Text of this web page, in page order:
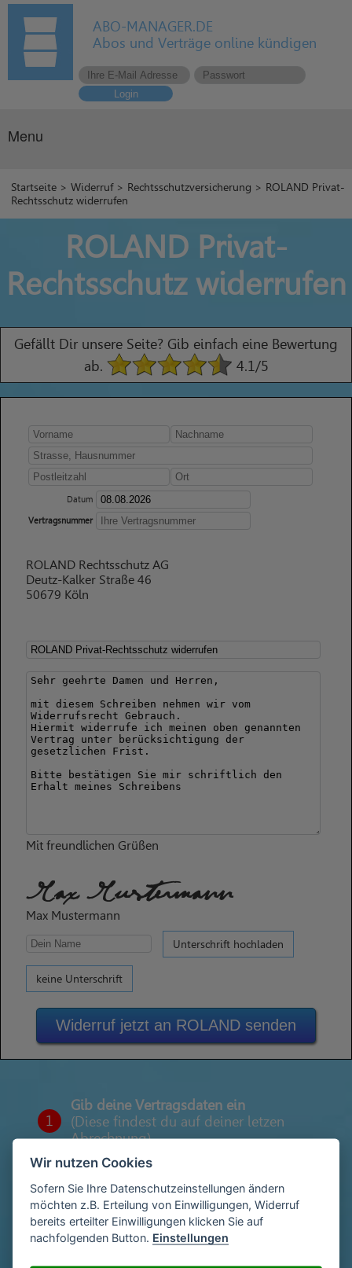
ABO-MANAGER.DE
Abos und Verträge online kündigen
Login
Menu
Startseite >Widerruf> Rechtsschutzversicherung > ROLAND Privat-
Rechtsschutz widerrufen
ROLAND Privat-
Rechtsschutz widerrufen
Gefällt Dir unsere Seite? Gib einfach eine Bewertung
ab.
4.1 /5
Datum
Vertragsnummer
ROLAND Rechtsschutz AG
Deutz-Kalker Straße 46
50679 Köln
Mit freundlichen Grüßen
Max Mustermann
Max Mustermann
Unterschrift hochladen
keine Unterschrift
Widerruf jetzt an ROLAND senden
1
Gib deine Vertragsdaten ein
(Diese findest du auf deiner letzen
Abrechnung)
2
Gib deinen Namen und deine Adresse
ein
Wir nutzen Cookies
Sofern Sie Ihre Datenschutzeinstellungen ändern
möchten z.B. Erteilung von Einwilligungen, Widerruf
bereits erteilter Einwilligungen klicken Sie auf
nachfolgenden Button. Einstellungen